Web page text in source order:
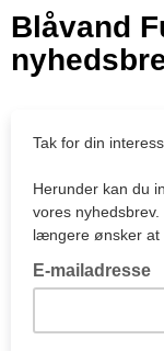
Blåvand
Tak for din
Herunder kan du
vores
længere ønsker at
E-mailadresse